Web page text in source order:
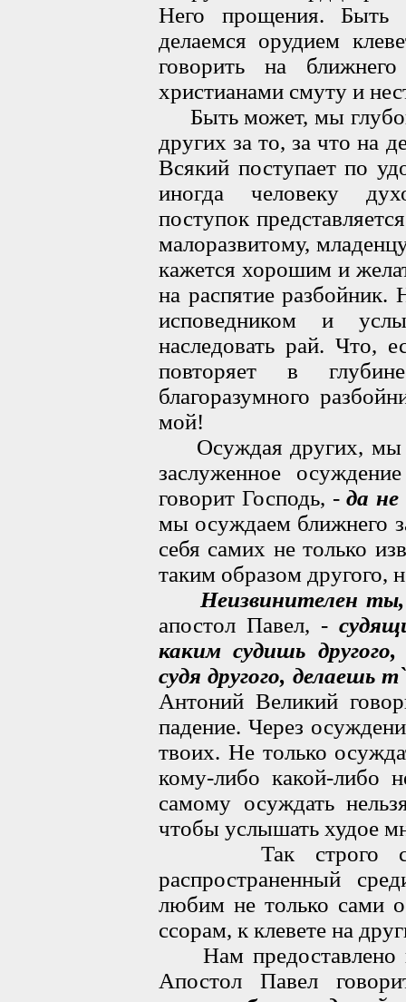
Него прощения. Быть
делаемся орудием
говорить на
христианами смуту и
Быть может, мы
других за то, за что на
Всякий поступает по
иногда человеку
поступок
малоразвитому,
кажется хорошим и
на распятие разбойник.
исповедником и
наследовать рай. Что,
повторяет в
благоразумного
мой!
Осуждая других, мы
заслуженное
говорит Господь, -да не
мы осуждаем ближнего
себя самих не только
таким образом другого,
Неизвинителен ты,
апостол Павел, -
каким судишь
судя другого, делаешь
Антоний Великий
падение. Через
твоих. Не только
кому-либо какой-либо
самому осуждать
чтобы услышать худое
Так строго
распространенный
любим не только сами
ссорам, к клевете на
Нам предоставлено
Апостол Павел